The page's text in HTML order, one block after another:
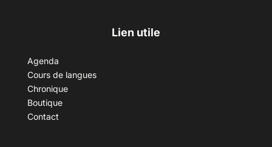
Lien utile
Agenda
Cours de langues
Chronique
Boutique
Contact